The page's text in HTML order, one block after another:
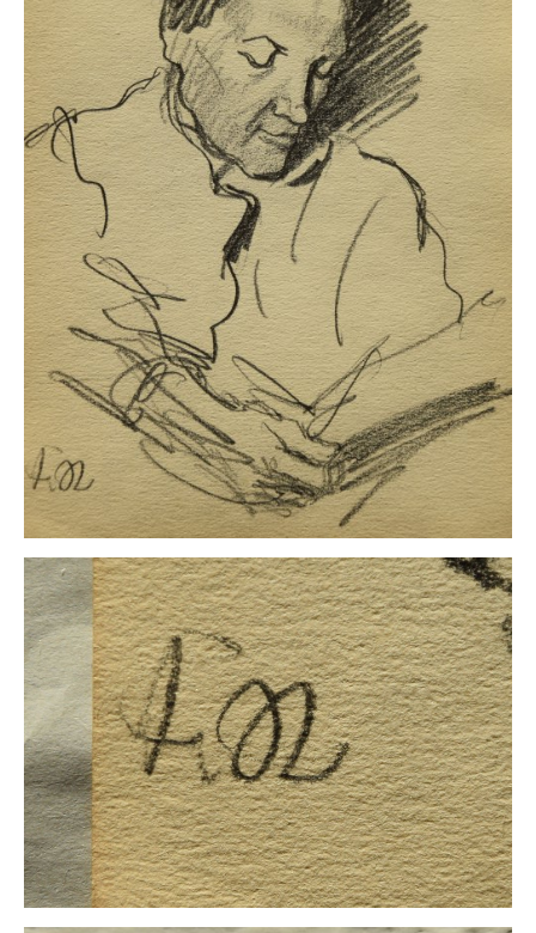
Buchempfehlungen
Richild Holt – Farbe und Linie
Theodor Zeller (1900-1986) Maler und
Visionär
Walter Becker (1893-1984) Malerei und Grafik
Der Maler Richard Sprick (1901-1976)
Suche
Über Uns
Kontakt
Publikationsliste
Über Uns
Impressum
Datenschutz
AGB
Widerruf